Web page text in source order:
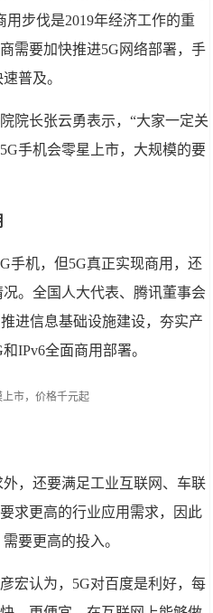
步伐是2019年经济工作的重
需要加快推进5G网络部署，手
普及。
院长张云勇表示，“大家一定关
手机会零星上市，大规模的要
手机，但5G真正实现商用，还
。全国人大代表、腾讯董事会
进信息基础设施建设，夯实产
IPv6全面商用部署。
，还要满足工业互联网、车联
求更高的行业应用需求，因此
要更高的投入。
宏认为，5G对百度是利好，每